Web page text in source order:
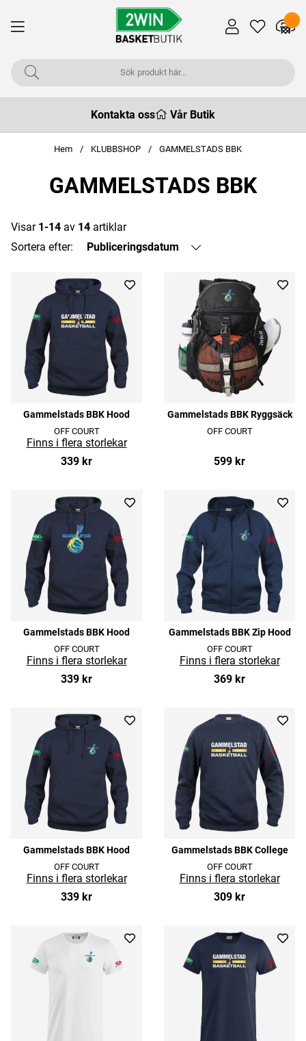
Kontakta oss Vår Butik
Hem KLUBBSHOP GAMMELSTADS BBK
GAMMELSTADS BBK
Visar 1-14 av 14 artiklar
Sortera efter:
Publiceringsdatum
Gammelstads BBK Hood
OFF COURT
339 kr
Gammelstads BBK Ryggsäck
OFF COURT
599 kr
Gammelstads BBK Hood
OFF COURT
339 kr
Gammelstads BBK Zip Hood
OFF COURT
369 kr
Gammelstads BBK Hood
OFF COURT
339 kr
Gammelstads BBK College
OFF COURT
309 kr